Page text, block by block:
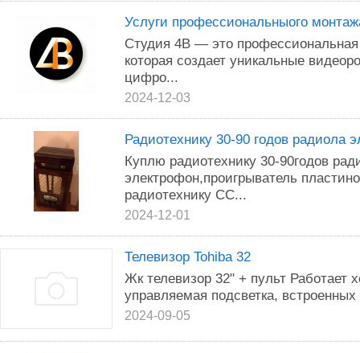
Услуги профессиональныого
Студия 4В — это
которая создает уникальные
цифро...
2024-12-03
Радиотехнику 30-90 годов радиола
Куплю радиотехнику 30-90годов
электрофон,проигрыватель
радиотехнику СС...
2024-12-01
Телевизор Tohiba 32
Жк телевизор 32" + пульт Работает
управляемая подсветка,
2024-09-05